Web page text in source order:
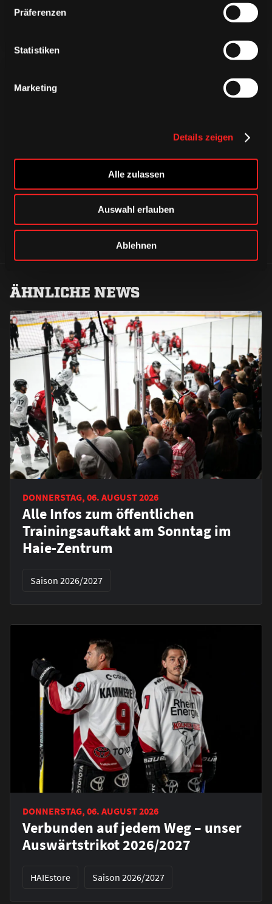
Präferenzen
Statistiken
Marketing
Details zeigen
Alle zulassen
Auswahl erlauben
Ablehnen
CAPS & CO
CAPS & CO
CAPS & CO
ÄHNLICHE NEWS
DONNERSTAG, 06. AUGUST 2026
Alle Infos zum öffentlichen
Trainingsauftakt am Sonntag im
Haie-Zentrum
Saison 2026/2027
DONNERSTAG, 06. AUGUST 2026
Verbunden auf jedem Weg – unser
Auswärtstrikot 2026/2027
HAIEstore Saison 2026/2027